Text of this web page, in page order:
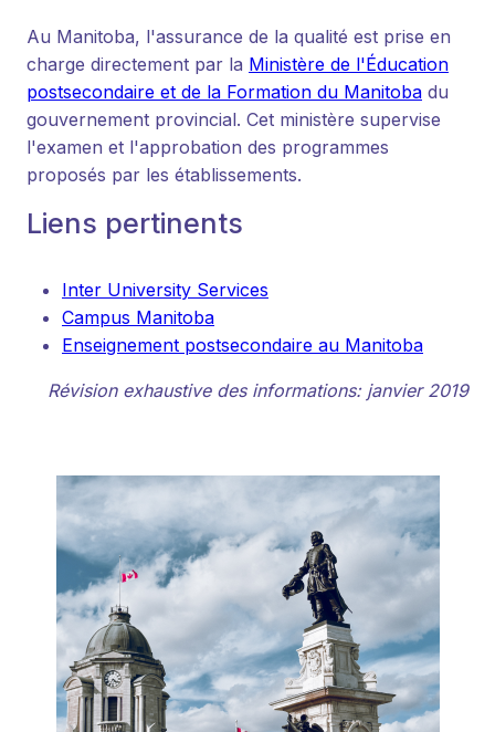
Au Manitoba, l'assurance de la qualité est prise en
charge directement par la Ministère de l'Éducation
postsecondaire et de la Formation du Manitoba du
gouvernement provincial. Cet ministère supervise
l'examen et l'approbation des programmes
proposés par les établissements.
Liens pertinents
Inter University Services
Campus Manitoba
Enseignement postsecondaire au Manitoba
Révision exhaustive des informations: janvier 2019